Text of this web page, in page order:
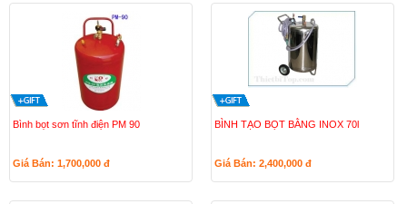
Bình bọt sơn tĩnh điện PM 90
Giá Bán: 1,700,000 đ
BÌNH TẠO BỌT BẰNG INOX 70l
Giá Bán: 2,400,000 đ